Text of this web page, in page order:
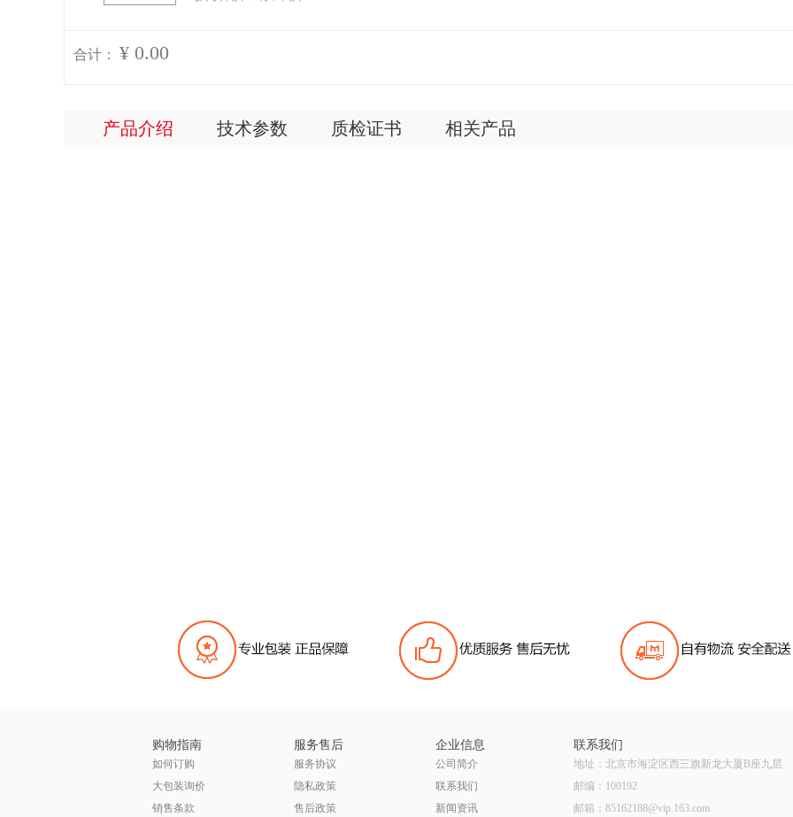
合计： ¥ 0.00
产品介绍 技术参数 质检证书 相关产品
购物指南
如何订购
大包装询价
销售条款
服务售后
服务协议
隐私政策
售后政策
企业信息
公司简介
联系我们
新闻资讯
联系我们
地址：北京市海淀区西三旗新龙大厦B座九层
邮编：100192
邮箱：85162188@vip.163.com